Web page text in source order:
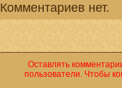
Комментариев нет.
Оставлять
пользователи. Чтобы